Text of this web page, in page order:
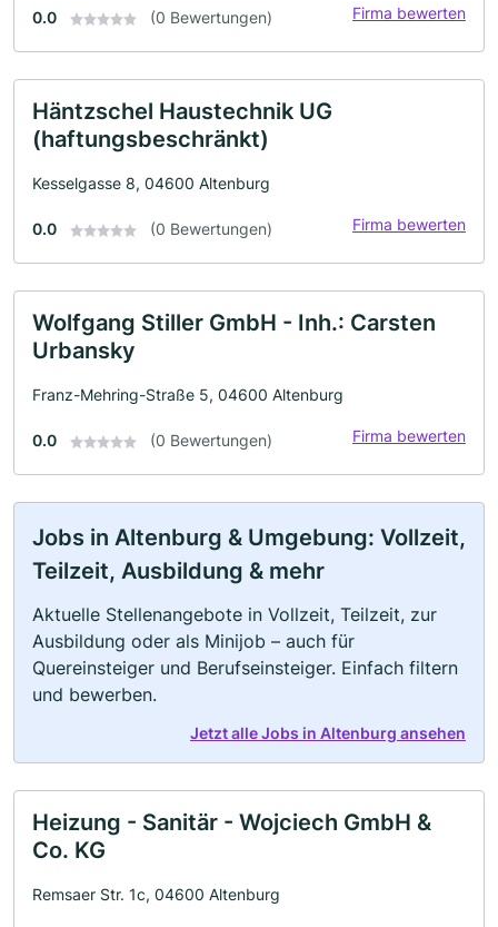
0.0 (0 Bewertungen) Firma bewerten
Häntzschel Haustechnik UG
(haftungsbeschränkt)
Kesselgasse 8, 04600 Altenburg
0.0 (0 Bewertungen) Firma bewerten
Wolfgang Stiller GmbH - Inh.: Carsten
Urbansky
Franz-Mehring-Straße 5, 04600 Altenburg
0.0 (0 Bewertungen) Firma bewerten
Jobs in Altenburg & Umgebung: Vollzeit,
Teilzeit, Ausbildung & mehr
Aktuelle Stellenangebote in Vollzeit, Teilzeit, zur
Ausbildung oder als Minijob – auch für
Quereinsteiger und Berufseinsteiger. Einfach filtern
und bewerben.
Jetzt alle Jobs in Altenburg ansehen
Heizung - Sanitär - Wojciech GmbH &
Co. KG
Remsaer Str. 1c, 04600 Altenburg